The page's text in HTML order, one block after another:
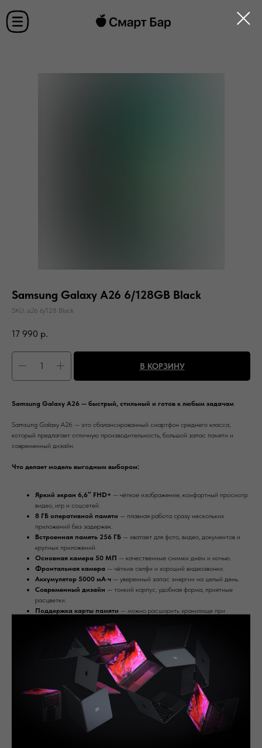
Samsung Galaxy A26 6/128GB Black
SKU: a26 6/128 Black
17 990 р.
В КОРЗИНУ
Samsung Galaxy A26 — быстрый, стильный и готов к любым задачам
Samsung Galaxy A26 — это сбалансированный смартфон среднего класса,
который предлагает отличную производительность, большой запас памяти и
современный дизайн.
Что делает модель выгодным выбором:
Яркий экран 6,6″ FHD+ — чёткое изображение, комфортный просмотр
видео, игр и соцсетей.
8 ГБ оперативной памяти — плавная работа сразу нескольких
приложений без задержек.
Встроенная память 256 ГБ — хватает для фото, видео, документов и
крупных приложений.
Основная камера 50 МП — качественные снимки днём и ночью.
Фронтальная камера — чёткие селфи и хороший видеозвонки.
Аккумулятор 5000 мА·ч — уверенный запас энергии на целый день.
Современный дизайн — тонкий корпус, удобная форма, приятные
расцветки.
Поддержка карты памяти — можно расширить хранилище при
* Обратите внимание: из-за региональных ограничений некоторые функции,
программы данного устройства могут быть недоступны в России. Пожалуйста,
свяжитесь с нашим менеджером для получения дополнительной информации.
Samsung Galaxy
— отличный выбор для тех, кому нужен быстрый, надёжный и
вместительный смартфон на каждый день.